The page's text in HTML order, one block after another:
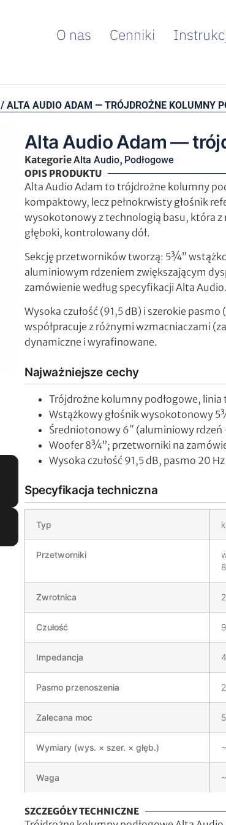
O nas Cenniki
/ ALTA AUDIO ADAM — TRÓJDROŻNE KOLUMNY
Alta Audio Adam —
KategorieAlta Audio, Podłogowe
OPIS PRODUKTU
Alta Audio Adam to trójdrożne kolumny
kompaktowy, lecz pełnokrwisty głośnik
wysokotonowy z technologią basu, która
głęboki, kontrolowany dół.
Sekcję przetworników tworzą: 5¾”
aluminiowym rdzeniem zwiększającym
zamówienie według specyfikacji Alta
Wysoka czułość (91,5 dB) i szerokie
współpracuje z różnymi wzmacniaczami
dynamiczne i wyrafinowane.
Najważniejsze cechy
Trójdrożne kolumny podłogowe,
Wstążkowy głośnik wysokotonowy
Średniotonowy 6″ (aluminiowy
Woofer 8¾”; przetworniki na
Wysoka czułość 91,5 dB, pasmo 20
Specyfikacja techniczna
Typ
Przetworniki
Zwrotnica
Czułość
Impedancja
Pasmo przenoszenia
Zalecana moc
Wymiary (wys. × szer. × głęb.)
Waga
SZCZEGÓŁY TECHNICZNE